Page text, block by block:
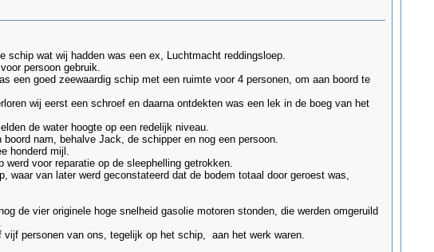
wat wij hadden was een ex, Luchtmacht reddingsloep.
persoon gebruik.
een goed zeewaardig schip met een ruimte voor 4 personen, om aan boord te
wij eerst een schroef en daarna ontdekten was een lek in de boeg van het
de water hoogte op een redelijk niveau.
nam, behalve Jack, de schipper en nog een persoon.
honderd mijl.
voor reparatie op de sleephelling getrokken.
van later werd geconstateerd dat de bodem totaal door geroest was,
de vier originele hoge snelheid gasolie motoren stonden, die werden omgeruild
personen van ons, tegelijk op het schip, aan het werk waren.